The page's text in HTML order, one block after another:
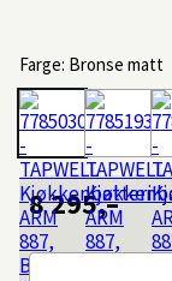
Farge: Bronse matt
8 295,–